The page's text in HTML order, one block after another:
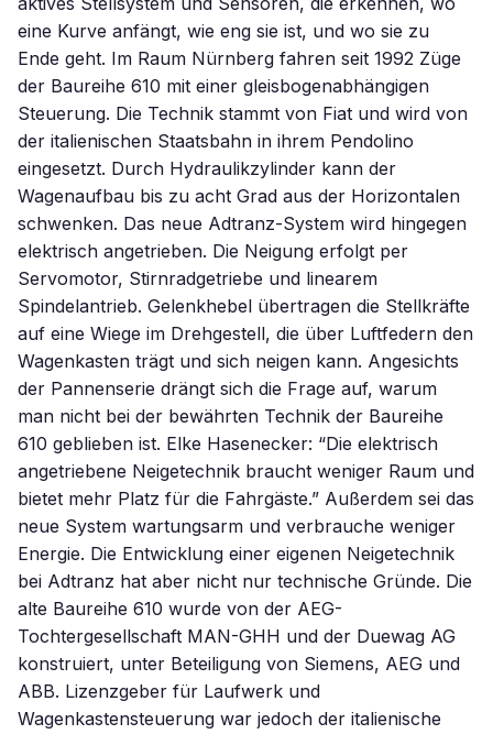
eine Kurve anfängt, wie eng sie ist, und wo sie zu
Ende geht. Im Raum Nürnberg fahren seit 1992 Züge
der Baureihe 610 mit einer gleisbogenabhängigen
Steuerung. Die Technik stammt von Fiat und wird von
der italienischen Staatsbahn in ihrem Pendolino
eingesetzt. Durch Hydraulikzylinder kann der
Wagenaufbau bis zu acht Grad aus der Horizontalen
schwenken. Das neue Adtranz-System wird hingegen
elektrisch angetrieben. Die Neigung erfolgt per
Servomotor, Stirnradgetriebe und linearem
Spindelantrieb. Gelenkhebel übertragen die Stellkräfte
auf eine Wiege im Drehgestell, die über Luftfedern den
Wagenkasten trägt und sich neigen kann. Angesichts
der Pannenserie drängt sich die Frage auf, warum
man nicht bei der bewährten Technik der Baureihe
610 geblieben ist. Elke Hasenecker: “Die elektrisch
angetriebene Neigetechnik braucht weniger Raum und
bietet mehr Platz für die Fahrgäste.” Außerdem sei das
neue System wartungsarm und verbrauche weniger
Energie. Die Entwicklung einer eigenen Neigetechnik
bei Adtranz hat aber nicht nur technische Gründe. Die
alte Baureihe 610 wurde von der AEG-
Tochtergesellschaft MAN-GHH und der Duewag AG
konstruiert, unter Beteiligung von Siemens, AEG und
ABB. Lizenzgeber für Laufwerk und
Wagenkastensteuerung war jedoch der italienische